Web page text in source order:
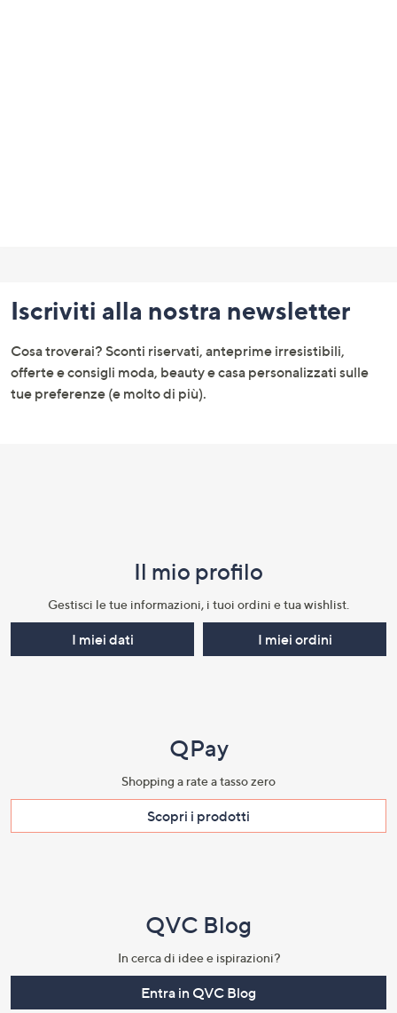
menu
e
informazioni
Iscriviti alla nostra newsletter
Cosa troverai? Sconti riservati, anteprime irresistibili,
offerte e consigli moda, beauty e casa personalizzati sulle
tue preferenze (e molto di più).
Il mio profilo​
Gestisci le tue informazioni, i tuoi ordini e tua wishlist.​
I miei dati I miei ordini
QPay
Shopping a rate a tasso zero​
Scopri i prodotti​
QVC Blog
In cerca di idee e ispirazioni?
Entra in QVC Blog